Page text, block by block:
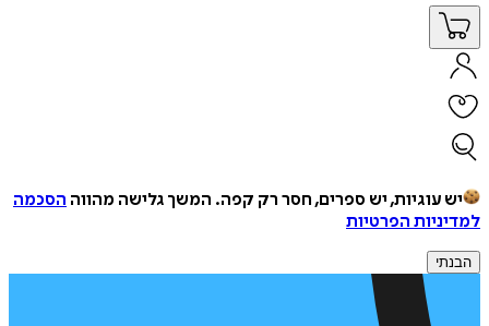
יש עוגיות, יש ספרים, חסר רק קפה. המשך גלישה מהווה הסכמה
למדיניות הפרטיות
הבנתי